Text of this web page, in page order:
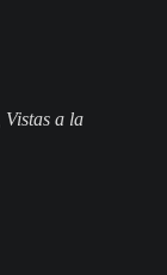
Vistas a la